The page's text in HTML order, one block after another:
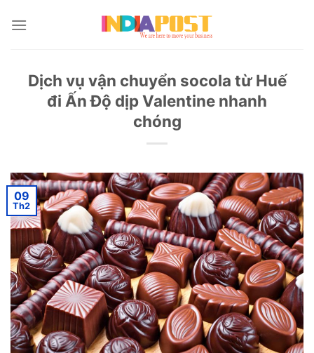
Dịch vụ vận chuyển socola từ Huế
đi Ấn Độ dịp Valentine nhanh
chóng
09
Th2